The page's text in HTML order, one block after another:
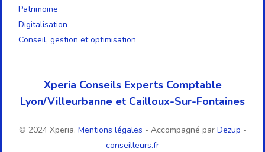
Patrimoine
Digitalisation
Conseil, gestion et optimisation
Xperia Conseils Experts Comptable
Lyon/Villeurbanne et Cailloux-Sur-Fontaines
© 2024 Xperia. Mentions légales - Accompagné par Dezup -
conseilleurs.fr